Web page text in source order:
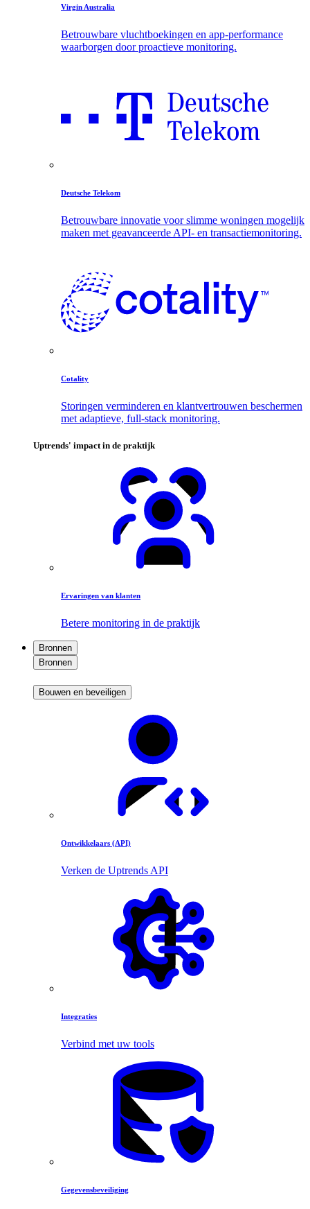
Virgin Australia
Betrouwbare vluchtboekingen en app-performance
waarborgen door proactieve monitoring.
Deutsche Telekom
Betrouwbare innovatie voor slimme woningen mogelijk
maken met geavanceerde API- en transactiemonitoring.
Cotality
Storingen verminderen en klantvertrouwen beschermen
met adaptieve, full-stack monitoring.
Uptrends' impact in de praktijk
Ervaringen van klanten
Betere monitoring in de praktijk
Bronnen
Bronnen
Bouwen en beveiligen
Ontwikkelaars (API)
Verken de Uptrends API
Integraties
Verbind met uw tools
Gegevensbeveiliging